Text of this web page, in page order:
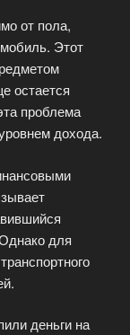
от пола,
Этот
остается
проблема
дохода.
для
деньги на